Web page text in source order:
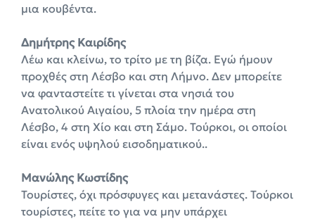
μια κουβέντα.
Δημήτρης Καιρίδης
Λέω και κλείνω, το τρίτο με τη βίζα. Εγώ ήμουν
προχθές στη Λέσβο και στη Λήμνο. Δεν μπορείτε
να φανταστείτε τι γίνεται στα νησιά του
Ανατολικού Αιγαίου, 5 πλοία την ημέρα στη
Λέσβο, 4 στη Χίο και στη Σάμο. Τούρκοι, οι οποίοι
είναι ενός υψηλού εισοδηματικού..
Μανώλης Κωστίδης
Τουρίστες, όχι πρόσφυγες και μετανάστες. Τούρκοι
τουρίστες, πείτε το για να μην υπάρχει